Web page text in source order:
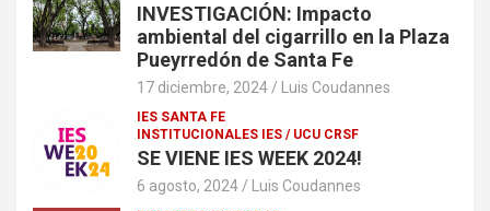
INVESTIGACIÓN: Impacto
ambiental del cigarrillo en la Plaza
Pueyrredón de Santa Fe
17 diciembre, 2024 Luis Coudannes
IES SANTA FE
INSTITUCIONALES IES / UCU CRSF
SE VIENE IES WEEK 2024!
6 agosto, 2024 Luis Coudannes